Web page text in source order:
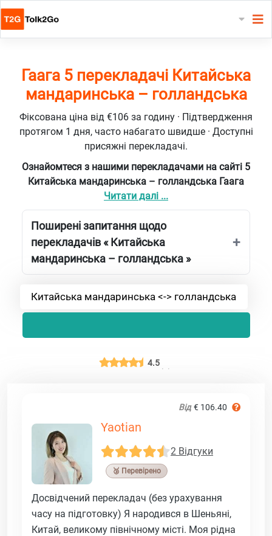
Гаага 5 перекладачі Китайська
мандаринська – голландська
Фіксована ціна від €106 за годину · Підтвердження
протягом 1 дня, часто набагато швидше · Доступні
присяжні перекладачі.
Ознайомтеся з нашими перекладачами на сайті 5
Китайська мандаринська – голландська Гаага
Читати далі ...
Поширені запитання щодо
перекладачів « Китайська
мандаринська – голландська »
Китайська мандаринська <-> голландська
4.5
Від € 106.40
Yaotian
2 Відгуки
🥉 Перевірено
Досвідчений перекладач (без урахування
часу на підготовку) Я народився в Шеньяні,
Китай, великому північному місті. Моя рідна